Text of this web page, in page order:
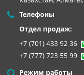
Телефоны
Отдел продаж:
+7 (701) 433 92 36
+7 (777) 723 55 99
Режим работы